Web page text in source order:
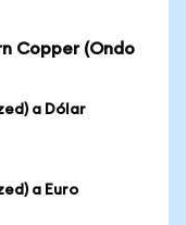
Copper (Ondo
a Dólar
a Euro